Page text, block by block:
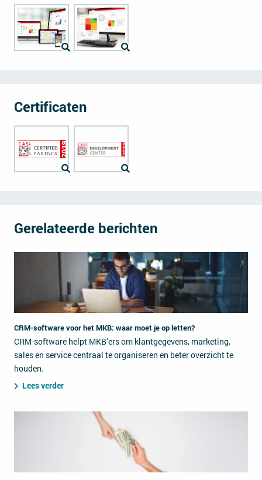
Certificaten
Gerelateerde berichten
CRM-software voor het MKB: waar moet je op letten?
CRM-software helpt MKB’ers om klantgegevens, marketing,
sales en service centraal te organiseren en beter overzicht te
houden.
Lees verder